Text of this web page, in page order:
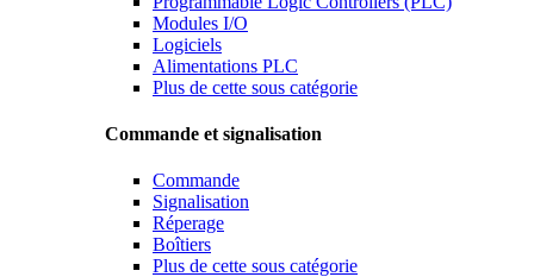
Modules I/O
Logiciels
Alimentations PLC
Plus de cette sous catégorie
Commande et signalisation
Commande
Signalisation
Réperage
Boîtiers
Plus de cette sous catégorie